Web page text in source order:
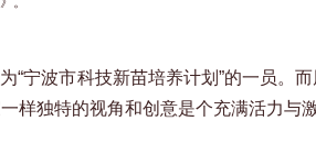
宁波市科技新苗培养计划”的一员。
独特的视角和创意是个充满活力与激